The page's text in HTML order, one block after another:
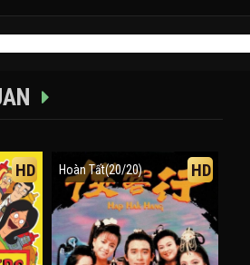
HD Hoàn Tất(20/20) HD